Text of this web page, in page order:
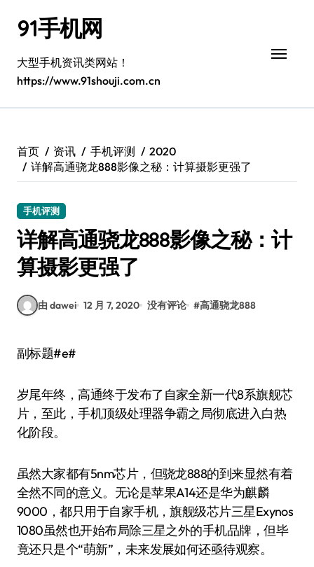
91手机网
大型手机资讯类网站！
https://www.91shouji.com.cn
首页 资讯 手机评测
2020
详解高通骁龙888影像之秘：计算摄影更强了
手机评测
详解高通骁龙888影像之秘：计
算摄影更强了
由 dawei 12 月 7, 2020 没有评论 #高通骁龙888
副标题#e#
岁尾年终，高通终于发布了自家全新一代8系旗舰芯
片，至此，手机顶级处理器争霸之局彻底进入白热
化阶段。
虽然大家都有5nm芯片，但骁龙888的到来显然有着
全然不同的意义。无论是苹果A14还是华为麒麟
9000，都只用于自家手机，旗舰级芯片三星Exynos
1080虽然也开始布局除三星之外的手机品牌，但毕
竟还只是个“萌新”，未来发展如何还亟待观察。